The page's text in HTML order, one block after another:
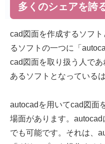
多くのシェアを誇
cad図面を作成するソフ
るソフトの一つに「
cad図面を取り扱う人で
あるソフトとなっているは
autocadを用いてcad図面
場面があります。
でも可能です。それは、